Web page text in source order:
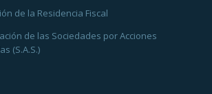
de la Residencia Fiscal
de las Sociedades por Acciones
(S.A.S.)